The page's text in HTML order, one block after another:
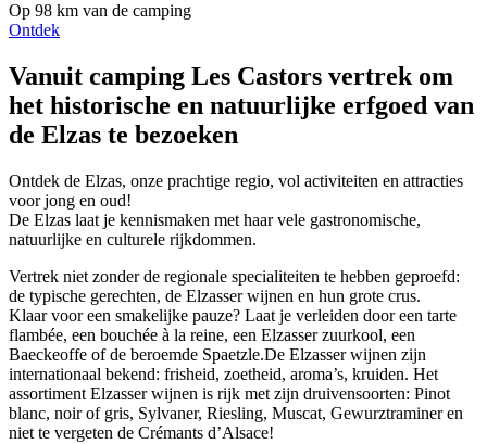
Op 98 km van de camping
Ontdek
Vanuit camping Les Castors vertrek om
het historische en natuurlijke erfgoed van
de Elzas te bezoeken
Ontdek de Elzas, onze prachtige regio, vol activiteiten en attracties
voor jong en oud!
De Elzas laat je kennismaken met haar vele gastronomische,
natuurlijke en culturele rijkdommen.
Vertrek niet zonder de regionale specialiteiten te hebben geproefd:
de typische gerechten, de Elzasser wijnen en hun grote crus.
Klaar voor een smakelijke pauze? Laat je verleiden door een tarte
flambée, een bouchée à la reine, een Elzasser zuurkool, een
Baeckeoffe of de beroemde Spaetzle.De Elzasser wijnen zijn
internationaal bekend: frisheid, zoetheid, aroma’s, kruiden. Het
assortiment Elzasser wijnen is rijk met zijn druivensoorten: Pinot
blanc, noir of gris, Sylvaner, Riesling, Muscat, Gewurztraminer en
niet te vergeten de Crémants d’Alsace!